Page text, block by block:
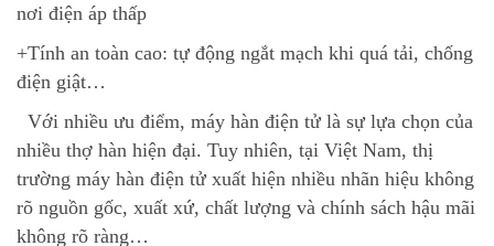
nơi điện áp thấp
+Tính an toàn cao: tự động ngắt mạch khi quá tải, chống
điện giật…
Với nhiều ưu điểm, máy hàn điện tử là sự lựa chọn của
nhiều thợ hàn hiện đại. Tuy nhiên, tại Việt Nam, thị
trường máy hàn điện tử xuất hiện nhiều nhãn hiệu không
rõ nguồn gốc, xuất xứ, chất lượng và chính sách hậu mãi
không rõ ràng…